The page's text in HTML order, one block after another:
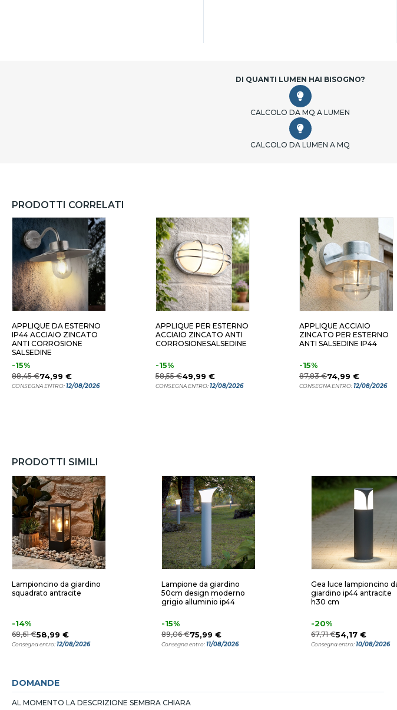
DI QUANTI LUMEN HAI BISOGNO?
CALCOLO DA MQ A LUMEN
CALCOLO DA LUMEN A MQ
PRODOTTI CORRELATI
APPLIQUE DA ESTERNO
IP44 ACCIAIO ZINCATO
ANTI CORROSIONE
SALSEDINE
-15%
88,45 €74,99 €
CONSEGNA ENTRO:12/08/2026
APPLIQUE PER ESTERNO
ACCIAIO ZINCATO ANTI
CORROSIONESALSEDINE
-15%
58,55 €49,99 €
CONSEGNA ENTRO:12/08/2026
APPLIQUE ACCIAIO
ZINCATO PER ESTERNO
ANTI SALSEDINE IP44
-15%
87,83 €74,99 €
CONSEGNA ENTRO:12/08/2026
PRODOTTI SIMILI
Lampioncino da giardino
squadrato antracite
-14%
68,61 €58,99 €
Consegna entro:12/08/2026
Lampione da giardino
50cm design moderno
grigio alluminio ip44
-15%
89,06 €75,99 €
Consegna entro:11/08/2026
Gea luce lampioncino
giardino ip44 antracite
h30 cm
-20%
67,71 €54,17 €
Consegna entro:10/08/2026
DOMANDE
AL MOMENTO LA DESCRIZIONE SEMBRA CHIARA